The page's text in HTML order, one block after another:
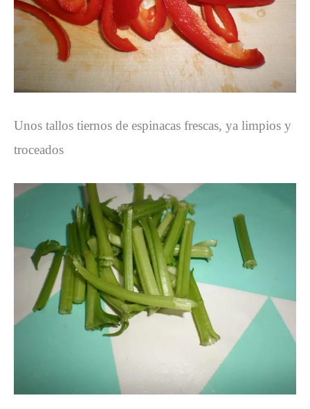
Unos tallos tiernos de espinacas frescas, ya limpios y
troceados